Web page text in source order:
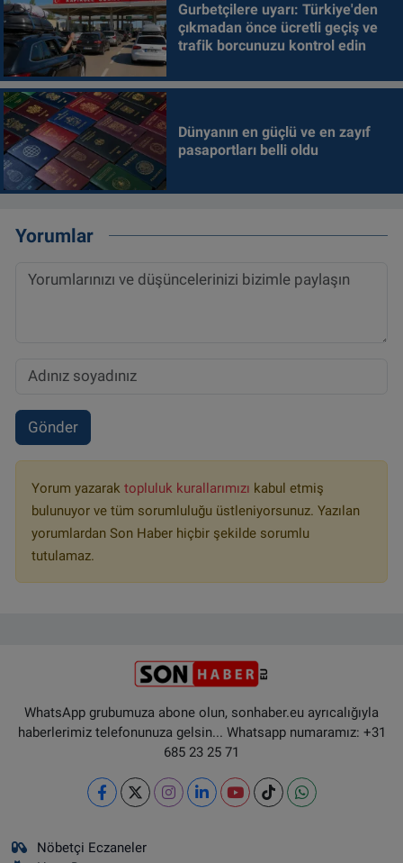
Gurbetçilere uyarı: Türkiye'den
çıkmadan önce ücretli geçiş ve
trafik borcunuzu kontrol edin
Dünyanın en güçlü ve en zayıf
pasaportları belli oldu
Yorumlar
Gönder
Yorum yazarak topluluk kurallarımızı kabul etmiş
bulunuyor ve tüm sorumluluğu üstleniyorsunuz. Yazılan
yorumlardan Son Haber hiçbir şekilde sorumlu
tutulamaz.
WhatsApp grubumuza abone olun, sonhaber.eu ayrıcalığıyla
haberlerimiz telefonunuza gelsin... Whatsapp numaramız: +31
685 23 25 71
Nöbetçi Eczaneler